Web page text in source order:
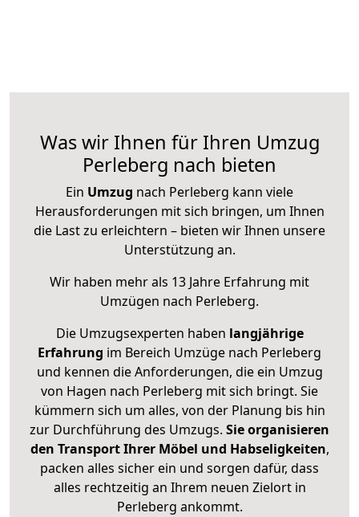
Was wir Ihnen für Ihren Umzug
Perleberg nach bieten
Ein Umzug nach Perleberg kann viele
Herausforderungen mit sich bringen, um Ihnen
die Last zu erleichtern – bieten wir Ihnen unsere
Unterstützung an.
Wir haben mehr als 13 Jahre Erfahrung mit
Umzügen nach Perleberg.
Die Umzugsexperten haben langjährige
Erfahrung im Bereich Umzüge nach Perleberg
und kennen die Anforderungen, die ein Umzug
von Hagen nach Perleberg mit sich bringt. Sie
kümmern sich um alles, von der Planung bis hin
zur Durchführung des Umzugs. Sie organisieren
den Transport Ihrer Möbel und Habseligkeiten,
packen alles sicher ein und sorgen dafür, dass
alles rechtzeitig an Ihrem neuen Zielort in
Perleberg ankommt.